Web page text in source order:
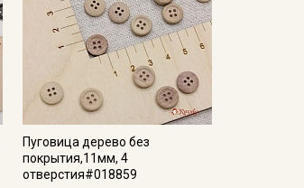
Пуговица дерево без
покрытия,11мм, 4
отверстия#018859